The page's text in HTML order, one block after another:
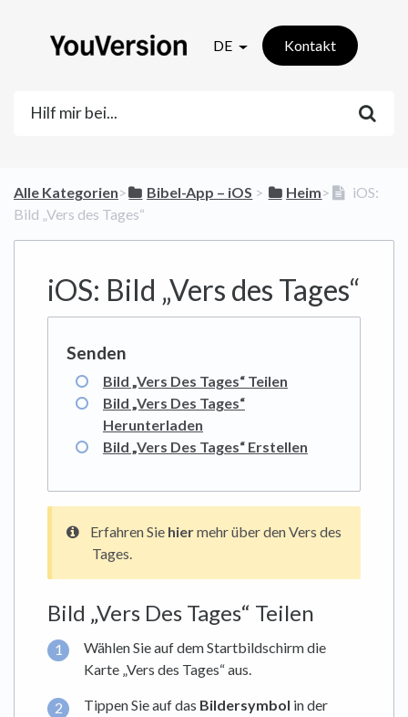
DE Kontakt
Alle Kategorien​>​ ​Bibel-App – iOS ​ > ​ ​Heim​>​
iOS:
Bild „Vers des Tages“
iOS: Bild „Vers des Tages“
Bild „Vers Des Tages“ Teilen
Bild „Vers Des Tages“
Herunterladen
Bild „Vers Des Tages“ Erstellen
Erfahren Sie hiermehr über den Vers des
Tages.
Bild „Vers Des Tages“ Teilen
Wählen Sie auf dem Startbildschirm die
Karte „Vers des Tages“ aus.
Tippen Sie auf das Bildersymbol in der